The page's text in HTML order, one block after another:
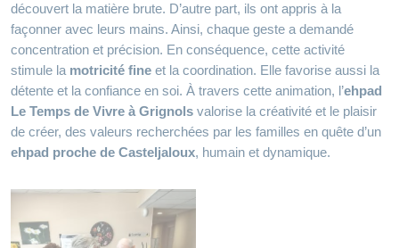
découvert la matière brute. D’autre part, ils ont appris à la
façonner avec leurs mains. Ainsi, chaque geste a demandé
concentration et précision. En conséquence, cette activité
stimule la motricité fine et la coordination. Elle favorise aussi la
détente et la confiance en soi. À travers cette animation, l’ehpad
Le Temps de Vivre à Grignols valorise la créativité et le plaisir
de créer, des valeurs recherchées par les familles en quête d’un
ehpad proche de Casteljaloux, humain et dynamique.